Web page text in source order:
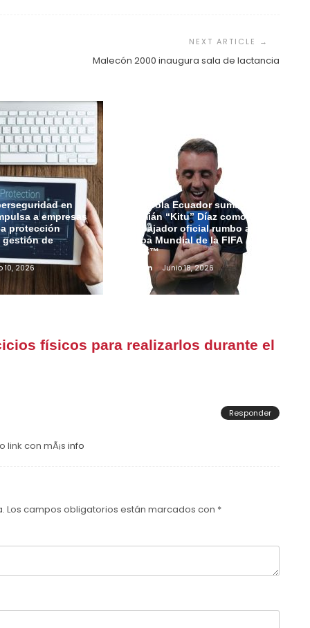
Malecón 2000 inaugura sala de lactancia
en
a empresas
protección
de
10, 2026
Motorola Ecuador suma a
Damián “Kitu” Díaz como
embajador oficial rumbo a la
Copa Mundial de la FIFA
2026™
Admin Junio 18, 2026
físicos para realizarlos durante el
link con mÃ¡s info
Responder
Los campos obligatorios están marcados con *